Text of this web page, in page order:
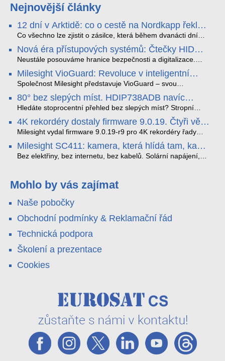
Nejnovější články
12 dní v Arktidě: co o cestě na Nordkapp řekla
data ze SMARTBOX 2 MAX
Co všechno lze zjistit o zásilce, která během dvanácti dní
projede Arktidou? SMARTBOX 2 MAX jsme vzali na trasu z
Tromsø přes Lofoty, Kirunu a finské Laponsko až na
Nordkapp. Bez jediného dobití, v mrazu až −13 °C a mimo
otřesy i náklon. Výsledkem není jen čára na mapě, ale
podrobný datový příběh celé cesty.
Nová éra přístupových systémů: Čtečky HID
Signo
Neustále posouváme hranice bezpečnosti a digitalizace.
v oblasti kontroly přístupu – moderní a vysoce univerzální
čtečky HID Signo.
Milesight VioGuard: Revoluce v inteligentní
detekci dopravních přestupků
Společnost Milesight představuje VioGuard – svou
dopravních přestupků. Tento systém, poháněný
sofistikovanými algoritmy umělé inteligence (AI), je navržen
tak, aby poskytoval komplexní nástroje pro vymáhání
dopravních předpisů, zvyšoval bezpečnost na silnicích a
optimalizoval plynulost dopravy v moderních městech.
80° bez slepých míst. HDIP738ADB navíc
streamuje na YouTube – bez PC.
Hledáte stoprocentní přehled bez slepých míst? Stropní
panoramatická kamera HDIP738ADB skládá obraz ze dvou
4MP senzorů SONY do jednoho čistého 180° záběru bez
zkreslení. K tomu přidává AI detekci osob a vozidel,
YouTube – bez běžícího počítače.
4K rekordéry dostaly firmware 9.0.19. Čtyři věci,
které musíte vědět.
Milesight vydal firmware 9.0.19-r9 pro 4K rekordéry řady
které vám zjednoduší práci – a jedna z nich vám ušetří
spoustu zbytečných výjezdů k zákazníkům.
Milesight SC411: kamera, která hlídá tam, kam
kabel nedosáhne
Bez elektřiny, bez internetu, bez kabelů. Solární napájení,
váš telefon. Podívejte se na video.
Mohlo by vás zajímat
Naše pobočky
Obchodní podmínky & Reklamační řád
Technická podpora
Školení a prezentace
Cookies